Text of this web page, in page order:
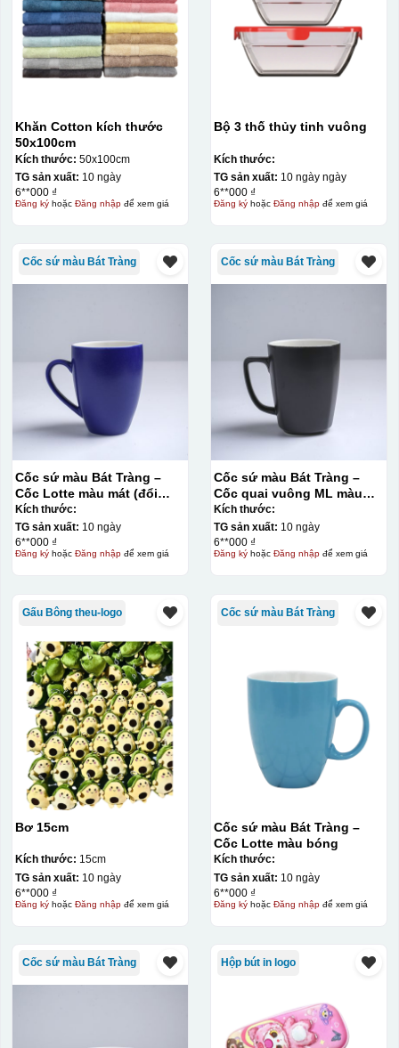
Khăn Cotton kích thước
50x100cm
Kích thước: 50x100cm
TG sản xuất: 10 ngày
6**000 ₫
Đăng kýhoặc Đăng nhậpđể xem giá
Bộ 3 thố thủy tinh vuông
Kích thước:
TG sản xuất: 10 ngày ngày
6**000 ₫
Đăng kýhoặc Đăng nhậpđể xem giá
Cốc sứ màu Bát Tràng
Cốc sứ màu Bát Tràng –
Cốc Lotte màu mát (đổi
quai)
Kích thước:
TG sản xuất: 10 ngày
6**000 ₫
Đăng kýhoặc Đăng nhậpđể xem giá
Cốc sứ màu Bát Tràng
Cốc sứ màu Bát Tràng –
Cốc quai vuông ML màu
mát
Kích thước:
TG sản xuất: 10 ngày
6**000 ₫
Đăng kýhoặc Đăng nhậpđể xem giá
Gấu Bông theu-logo
Bơ 15cm
Kích thước: 15cm
TG sản xuất: 10 ngày
6**000 ₫
Đăng kýhoặc Đăng nhậpđể xem giá
Cốc sứ màu Bát Tràng
Cốc sứ màu Bát Tràng –
Cốc Lotte màu bóng
Kích thước:
TG sản xuất: 10 ngày
6**000 ₫
Đăng kýhoặc Đăng nhậpđể xem giá
Cốc sứ màu Bát Tràng Hộp bút in logo